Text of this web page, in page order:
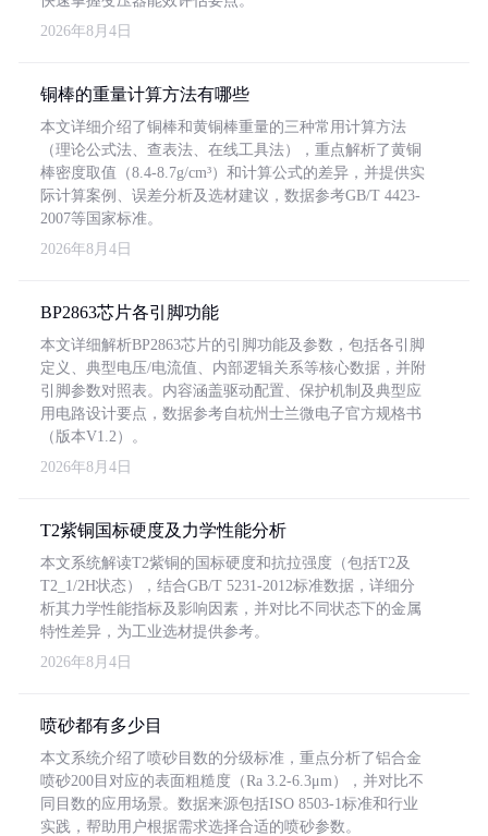
2026年8月4日
铜棒的重量计算方法有哪些
本文详细介绍了铜棒和黄铜棒重量的三种常用计算方法
（理论公式法、查表法、在线工具法），重点解析了黄铜
棒密度取值（8.4-8.7g/cm³）和计算公式的差异，并提供实
际计算案例、误差分析及选材建议，数据参考GB/T 4423-
2007等国家标准。
2026年8月4日
BP2863芯片各引脚功能
本文详细解析BP2863芯片的引脚功能及参数，包括各引脚
定义、典型电压/电流值、内部逻辑关系等核心数据，并附
引脚参数对照表。内容涵盖驱动配置、保护机制及典型应
用电路设计要点，数据参考自杭州士兰微电子官方规格书
（版本V1.2）。
2026年8月4日
T2紫铜国标硬度及力学性能分析
本文系统解读T2紫铜的国标硬度和抗拉强度（包括T2及
T2_1/2H状态），结合GB/T 5231-2012标准数据，详细分
析其力学性能指标及影响因素，并对比不同状态下的金属
特性差异，为工业选材提供参考。
2026年8月4日
喷砂都有多少目
本文系统介绍了喷砂目数的分级标准，重点分析了铝合金
喷砂200目对应的表面粗糙度（Ra 3.2-6.3μm），并对比不
同目数的应用场景。数据来源包括ISO 8503-1标准和行业
实践，帮助用户根据需求选择合适的喷砂参数。